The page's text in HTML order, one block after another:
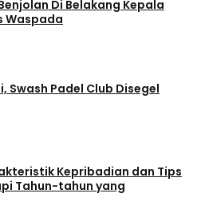
Di Belakang Kepala
Waspada
Swash Padel Club Disegel
Kepribadian dan Tips
Tahun-tahun yang